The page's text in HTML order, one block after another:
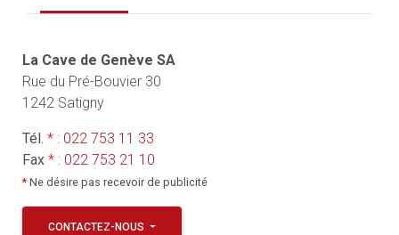
La Cave de Genève SA
Rue du Pré-Bouvier 30
1242 Satigny
Tél. *: 022 753 11 33
Fax *: 022 753 21 10
*Ne désire pas recevoir de publicité
CONTACTEZ-NOUS